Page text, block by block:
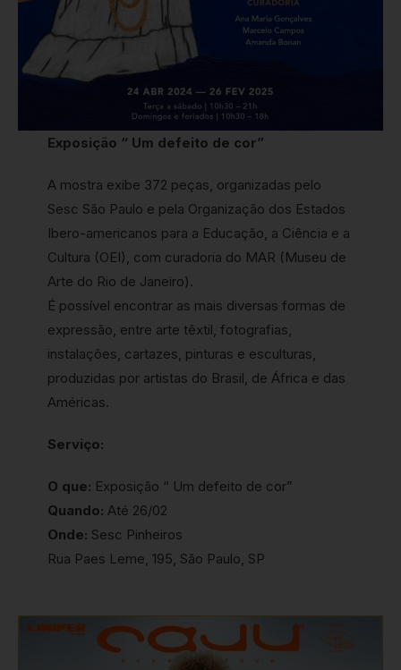
Exposição “ Um defeito de cor”
A mostra exibe 372 peças, organizadas pelo
Sesc São Paulo e pela Organização dos Estados
Ibero-americanos para a Educação, a Ciência e a
Cultura (OEI), com curadoria do MAR (Museu de
Arte do Rio de Janeiro).
É possível encontrar as mais diversas formas de
expressão, entre arte têxtil, fotografias,
instalações, cartazes, pinturas e esculturas,
produzidas por artistas do Brasil, de África e das
Américas.
Serviço:
O que: Exposição “ Um defeito de cor”
Quando: Até 26/02
Onde: Sesc Pinheiros
Rua Paes Leme, 195, São Paulo, SP